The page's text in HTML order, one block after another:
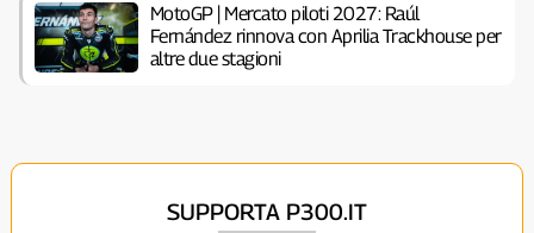
MotoGP | Mercato piloti 2027: Raúl
Fernández rinnova con Aprilia Trackhouse per
altre due stagioni
SUPPORTA P300.IT